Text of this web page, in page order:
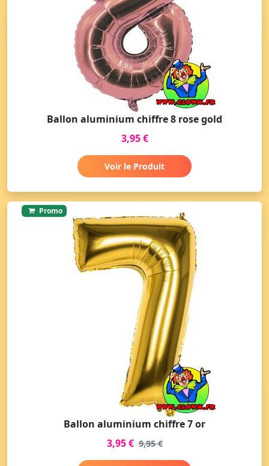
Ballon aluminium chiffre 8 rose gold
3,95 €
Voir le Produit
Promo
Ballon aluminium chiffre 7 or
3,95 € 9,95 €